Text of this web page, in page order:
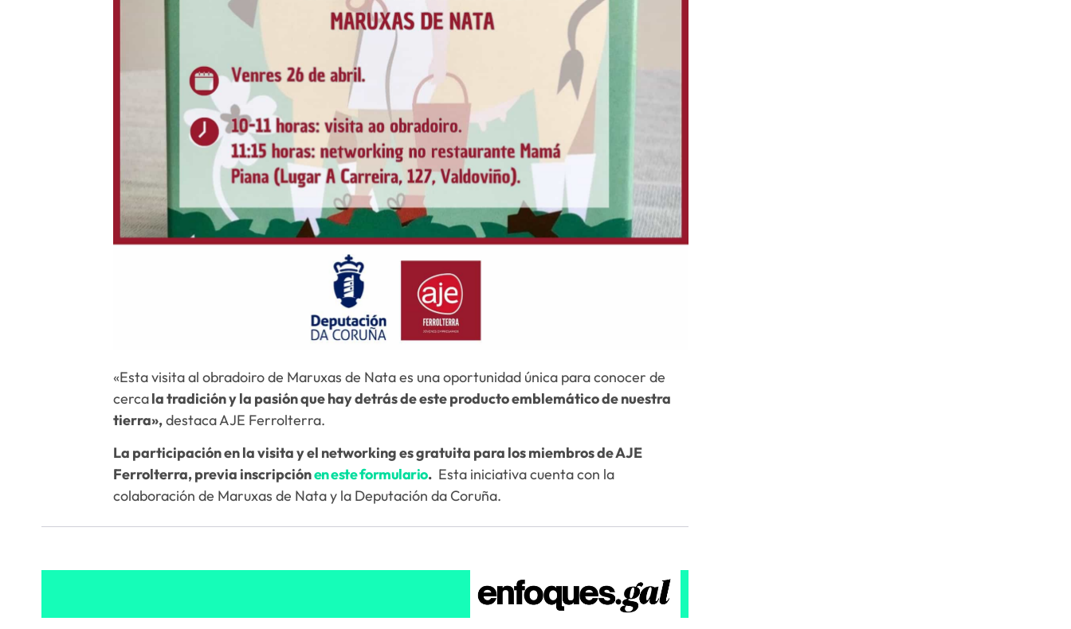
«Esta visita al obradoiro de Maruxas de Nata es una oportunidad única para conocer de
cercala tradición y la pasión que hay detrás de este producto emblemático de nuestra
tierra»,destaca AJE Ferrolterra.
La participación en la visita y el networking es gratuita para los miembros de AJE
Ferrolterra, previa inscripciónen este formulario.Esta iniciativa cuenta con la
colaboración de Maruxas de Nata y la Deputación da Coruña.